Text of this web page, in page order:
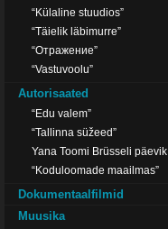
“Külaline stuudios”
“Täielik läbimurre”
“Отражение”
“Vastuvoolu”
Autorisaated
“Edu valem”
“Tallinna süžeed”
Yana Toomi Brüsseli päevik
“Koduloomade maailmas”
Dokumentaalfilmid
Muusika